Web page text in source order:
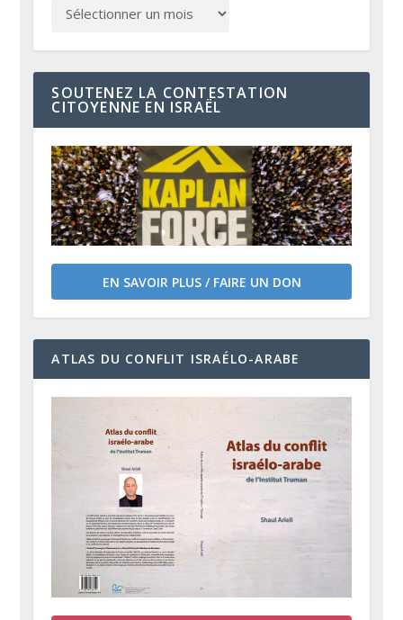
SOUTENEZ LA CONTESTATION
CITOYENNE EN ISRAËL
EN SAVOIR PLUS / FAIRE UN DON
ATLAS DU CONFLIT ISRAÉLO-ARABE